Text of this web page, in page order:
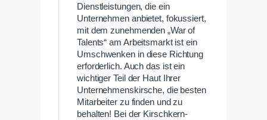
Dienstleistungen, die ein
Unternehmen anbietet, fokussiert,
mit dem zunehmenden „War of
Talents“ am Arbeitsmarkt ist ein
Umschwenken in diese Richtung
erforderlich. Auch das ist ein
wichtiger Teil der Haut Ihrer
Unternehmenskirsche, die besten
Mitarbeiter zu finden und zu
behalten! Bei der Kirschkern-